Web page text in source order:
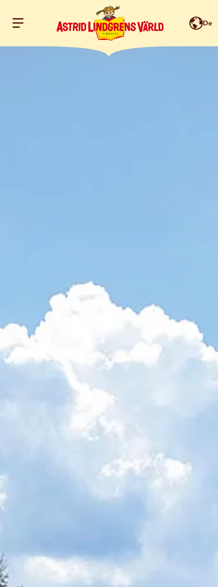
Hoppa till innehållet De